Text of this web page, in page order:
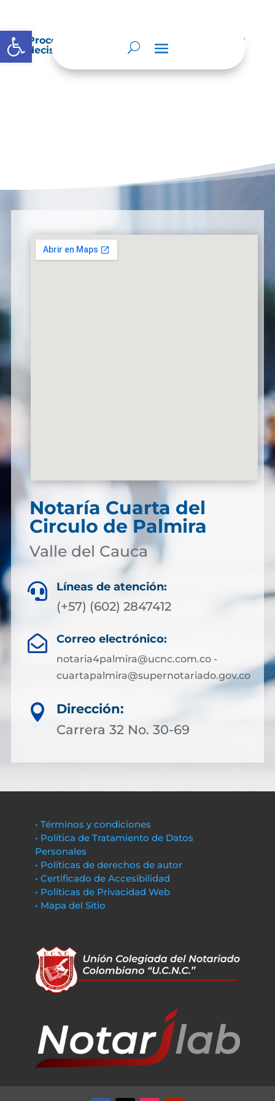
Abrir barra de herramientas
Procedimientos que se siguen para tomar
decisiones en las diferentes áreas
Notaría Cuarta del
Circulo de Palmira
Valle del Cauca
 Líneas de atención:
(+57) (602) 2847412
 Correo electrónico:
notaria4palmira@ucnc.com.co -
cuartapalmira@supernotariado.gov.co

Dirección:
Carrera 32 No. 30-69
• Términos y condiciones
• Política de Tratamiento de Datos
Personales
• Políticas de derechos de autor
• Certificado de Accesibilidad
• Políticas de Privacidad Web
• Mapa del Sitio